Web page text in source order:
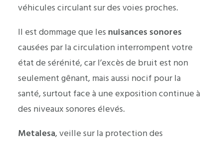
véhicules circulant sur des voies proches.
Il est dommage que les nuisances sonores
causées par la circulation interrompent votre
état de sérénité, car l’excès de bruit est non
seulement gênant, mais aussi nocif pour la
santé, surtout face à une exposition continue à
des niveaux sonores élevés.
Metalesa, veille sur la protection des